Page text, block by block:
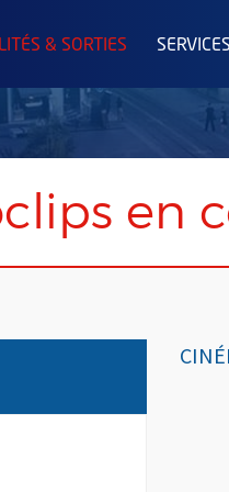
& SORTIES
en